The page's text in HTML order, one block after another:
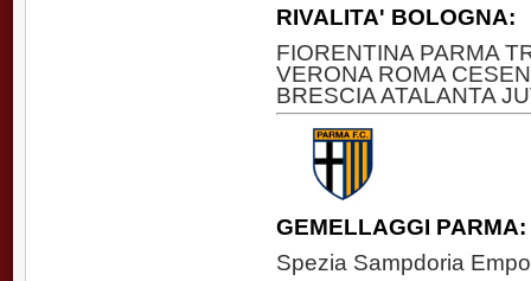
RIVALITA' BOLOGNA:
FIORENTINA PARMA
VERONA ROMA
BRESCIA ATALANTA
GEMELLAGGI PARMA:
Spezia Sampdoria